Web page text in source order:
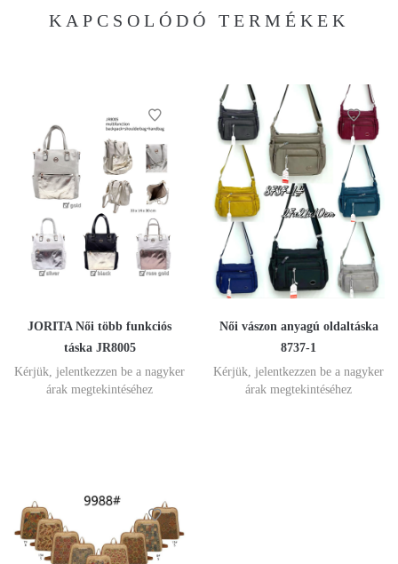
KAPCSOLÓDÓ TERMÉKEK
JORITA Női több funkciós
táska JR8005
Kérjük, jelentkezzen be a nagyker
árak megtekintéséhez
Női vászon anyagú oldaltáska
8737-1
Kérjük, jelentkezzen be a nagyker
árak megtekintéséhez